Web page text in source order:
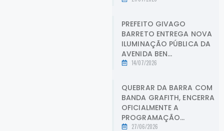
PREFEITO GIVAGO
BARRETO ENTREGA NOVA
ILUMINAÇÃO PÚBLICA DA
AVENIDA BEN...
14/07/2026
QUEBRAR DA BARRA COM
BANDA GRAFITH, ENCERRA
OFICIALMENTE A
PROGRAMAÇÃO...
27/06/2026